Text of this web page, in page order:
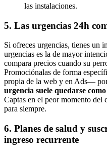
las instalaciones.
5. Las urgencias 24h
Si ofreces urgencias, tienes un
urgencias es la de mayor
compara precios cuando su
Promociónalas de forma
propia de la web y en Ads—
urgencia suele quedarse
Captas en el peor momento del
para siempre.
6. Planes de salud y
ingreso recurrente